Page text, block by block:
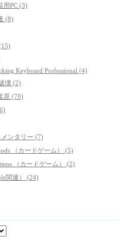
用PC (3)
(8)
Keyboard Professional (4)
壊 (2)
原 (70)
ンタリー (7)
（カードゲーム） (5)
（カードゲーム） (2)
関連） (24)